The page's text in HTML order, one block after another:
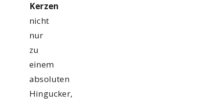
Kerzen
nicht
nur
zu
einem
absoluten
Hingucker,